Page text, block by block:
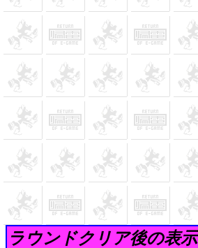
ラウンドクリア後の表示